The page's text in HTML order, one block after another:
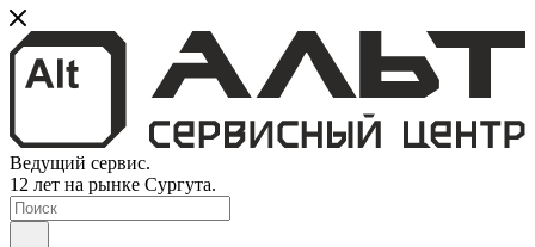
Ведущий сервис.
12 лет на рынке Сургута.